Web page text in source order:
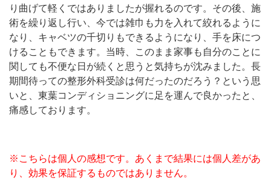
り曲げて軽くではありましたが握れるのです。その後、施
術を繰り返し行い、今では雑巾も力を入れて絞れるように
なり、キャベツの千切りもできるようになり、手を床につ
けることもできます。当時、このまま家事も自分のことに
関しても不便な日が続くと思うと気持ちが沈みました。長
期間待っての整形外科受診は何だったのだろう？という思
いと、東葉コンディショニングに足を運んで良かったと、
痛感しております。
※こちらは個人の感想です。あくまで結果には個人差があ
り、効果を保証するものではありません。